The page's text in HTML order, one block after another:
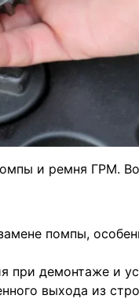
и ремня ГРМ.
помпы,
при демонтаже и
выхода из